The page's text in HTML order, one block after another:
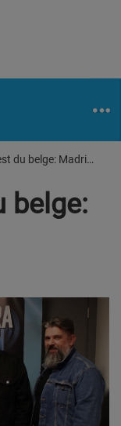
du belge: Madrian
belge: